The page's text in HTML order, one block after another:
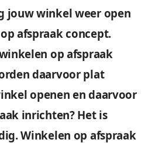
jouw winkel weer open
afspraak concept.
op afspraak
daarvoor plat
openen en daarvoor
inrichten? Het is
Winkelen op afspraak